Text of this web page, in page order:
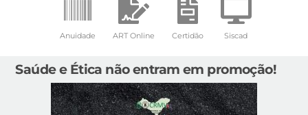
Anuidade ART Online Certidão Siscad
Saúde e Ética não entram em promoção!